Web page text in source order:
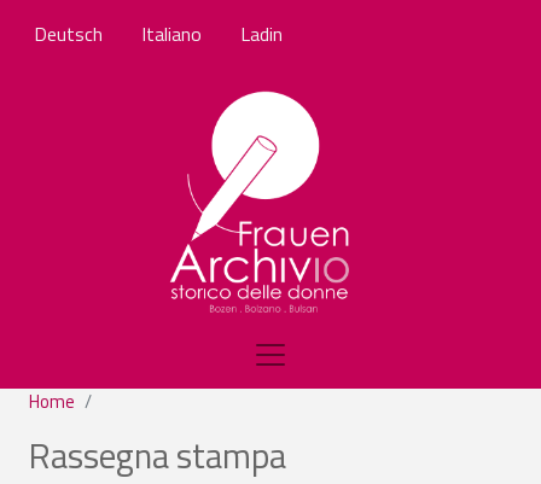
Deutsch Italiano Ladin
Home
Rassegna stampa